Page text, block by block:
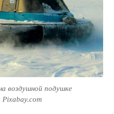
воздушной подушке